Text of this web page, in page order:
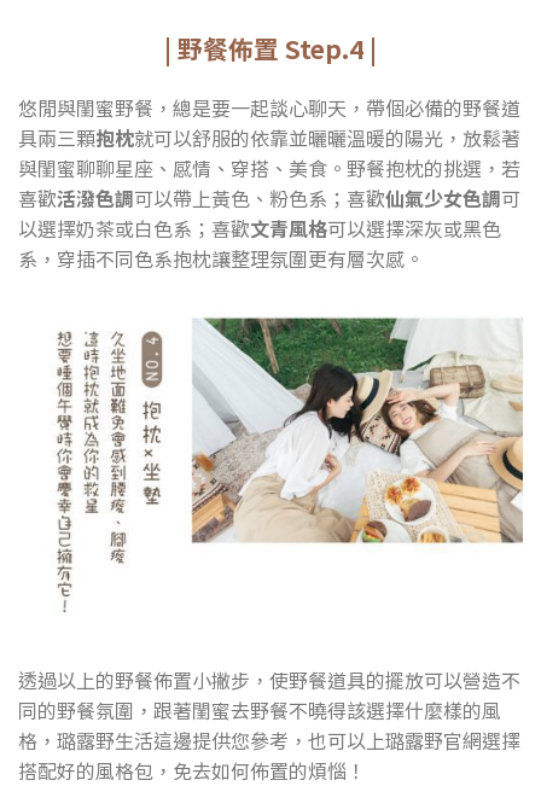
| 野餐佈置 Step.4 |
悠閒與閨蜜野餐，總是要一起談心聊天，帶個必備的野餐道
具兩三顆抱枕就可以舒服的依靠並曬曬溫暖的陽光，放鬆著
與閨蜜聊聊星座、感情、穿搭、美食。野餐抱枕的挑選，若
喜歡活潑色調可以帶上黃色、粉色系；喜歡仙氣少女色調可
以選擇奶茶或白色系；喜歡文青風格可以選擇深灰或黑色
系，穿插不同色系抱枕讓整理氛圍更有層次感。
透過以上的野餐佈置小撇步，使野餐道具的擺放可以營造不
同的野餐氛圍，跟著閨蜜去野餐不曉得該選擇什麼樣的風
格，璐露野生活這邊提供您參考，也可以上璐露野官網選擇
搭配好的風格包，免去如何佈置的煩惱！